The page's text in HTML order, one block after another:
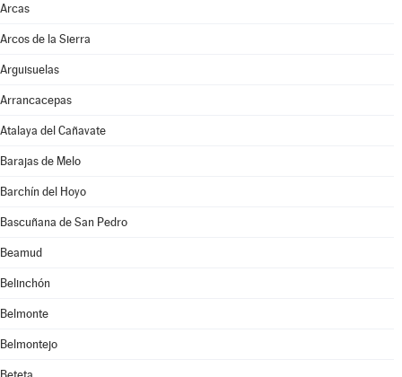
Arcas
Arcos de la Sierra
Arguisuelas
Arrancacepas
Atalaya del Cañavate
Barajas de Melo
Barchín del Hoyo
Bascuñana de San Pedro
Beamud
Belinchón
Belmonte
Belmontejo